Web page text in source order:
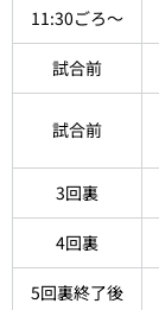
11:30ごろ～
試合前
試合前
3回裏
4回裏
5回裏終了後